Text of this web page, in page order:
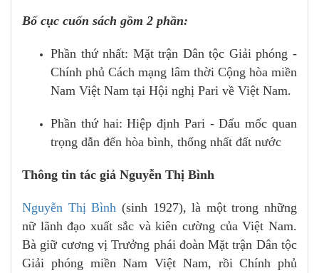
Bố cục cuốn sách gồm 2 phần:
Phần thứ nhất: Mặt trận Dân tộc Giải phóng -
Chính phủ Cách mạng lâm thời Cộng hòa miền
Nam Việt Nam tại Hội nghị Pari về Việt Nam.
Phần thứ hai: Hiệp định Pari - Dấu mốc quan
trọng dẫn đến hòa bình, thống nhất đất nước
Thông tin tác giả Nguyễn Thị Bình
Nguyễn Thị Bình (sinh 1927), là một trong những
nữ lãnh đạo xuất sắc và kiên cường của Việt Nam.
Bà giữ cương vị Trưởng phái đoàn Mặt trận Dân tộc
Giải phóng miền Nam Việt Nam, rồi Chính phủ